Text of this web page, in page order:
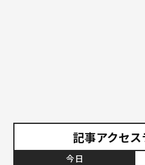
記事アクセ
今日